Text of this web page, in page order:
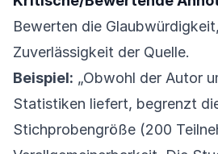
Bewerten die
Zuverlässigkeit der Quelle.
Beispiel: „Obwohl der Autor
Statistiken liefert, begrenzt
Stichprobengröße (200